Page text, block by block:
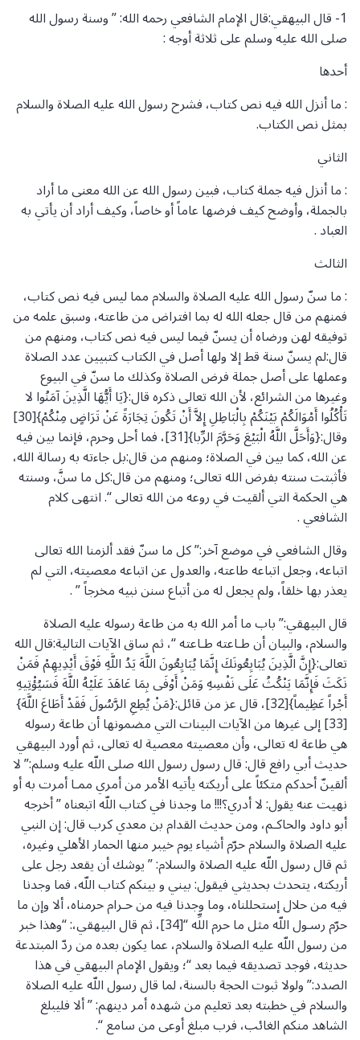
1- قال البيهقي:قال الإمام الشافعي رحمه الله: ” وسنة رسول الله
صلى الله عليه وسلم على ثلاثة أوجه :
أحدها
: ما أنزل الله فيه نص كتاب، فشرح رسول الله عليه الصلاة والسلام
بمثل نص الكتاب.
الثاني
: ما أنزل فيه جملة كتاب، فبين رسول الله عن الله معنى ما أراد
بالجملة، وأوضح كيف فرضها عاماً أو خاصاً، وكيف أراد أن يأتي به
العباد .
الثالث
: ما سنّ رسول الله عليه الصلاة والسلام مما ليس فيه نص كتاب،
فمنهم من قال جعله الله له بما افتراض من طاعته، وسبق علمه من
توفيقه لهن ورضاه أن يسنّ فيما ليس فيه نص كتاب، ومنهم من
قال:لم يسنّ سنة قط إلا ولها أصل في الكتاب كتبيين عدد الصلاة
وعملها على أصل جملة فرض الصلاة وكذلك ما سنّ في البيوع
وغيرها من الشرائع، لأن الله تعالى ذكره قال:{يَا أَيُّهَا الَّذِينَ آمَنُوا لا
تَأْكُلُوا أَمْوَالَكُمْ بَيْنَكُمْ بِالْبَاطِلِ إِلاَّ أَنْ تَكُونَ تِجَارَةً عَنْ تَرَاضٍ مِنْكُمْ}[30]
وقال:{وَأَحَلَّ اللَّهُ الْبَيْعَ وَحَرَّمَ الرِّبا}[31]، فما أحل وحرم، فإنما بين فيه
عن الله، كما بين في الصلاة؛ ومنهم من قال:بل جاءته به رسالة الله،
فأثبتت سنته بفرض الله تعالى؛ ومنهم من قال:كل ما سنَّ، وسنته
هي الحكمة التي ألقيت في روعه من الله تعالى “. انتهى كلام
الشافعي .
وقال الشافعي في موضع آخر:” كل ما سنّ فقد ألزمنا الله تعالى
اتباعه، وجعل اتباعه طاعته، والعدول عن اتباعه معصيته، التي لم
يعذر بها خلقاً، ولم يجعل له من أتباع سنن نبيه مخرجاً ” .
قال البيهقي:” باب ما أمر الله به من طاعة رسوله عليه الصلاة
والسلام، والبيان أن طـاعته طـاعته “، ثم ساق الآيات التالية:قال الله
تعالى:{إِنَّ الَّذِينَ يُبَايِعُونَكَ إِنَّمَا يُبَايِعُونَ اللَّهَ يَدُ اللَّهِ فَوْقَ أَيْدِيهِمْ فَمَنْ
نَكَثَ فَإِنَّمَا يَنْكُثُ عَلَى نَفْسِهِ وَمَنْ أَوْفَى بِمَا عَاهَدَ عَلَيْهُ اللَّهَ فَسَيُؤْتِيهِ
أَجْراً عَظِيماً}[32]، قال عز من قائل:{مَنْ يُطِعِ الرَّسُولَ فَقَدْ أَطَاعَ اللَّهَ}
[33] إلى غيرها من الآيات البينات التي مضمونها أن طاعة رسوله
هي طاعة له تعالى، وأن معصيته معصية له تعالى، ثم أورد البيهقي
حديث أبي رافع قال: قال رسول رسول الله صلى اللّه عليه وسلم:” لا
ألقينّ أحدكم متكئاً على أريكته يأتيه الأمر من أمري ممـا أمرت به أو
نهيت عنه يقول: لا أدري؟!!! ما وجدنا في كتاب اللّه اتبعناه ” أخرجه
أبو داود والحاكـم، ومن حديث القدام بن معدي كرب قال: إن النبي
عليه الصلاة والسلام حرّم أشياء يوم خيبر منها الحمار الأهلي وغيره،
ثم قال رسول اللّه عليه الصلاة والسلام: ” يوشك أن يقعد رجل على
أريكته، يتحدث بحديثي فيقول: بيني و بينكم كتاب اللّه، فما وجدنا
فيه من حلال إستحللناه، وما وجدنا فيه من حـرام حرمناه، ألا وإن ما
حرّم رسـول اللّه مثل ما حرم اللِّه “[34]، ثم قال البيهقي،: “وهذا خبر
من رسول اللّه عليه الصلاة والسلام، عما يكون بعده من ردّ المبتدعة
حديثه، فوجد تصديقه فيما بعد “؛ ويقول الإمام البيهقي في هذا
الصدد:” ولولا ثبوت الحجة بالسنة، لما قال رسول اللّه عليه الصلاة
والسلام في خطبته بعد تعليم من شهده أمر دينهم: ” ألا فليبلغ
الشاهد منكم الغائب، فرب مبلغ أوعى من سامع “.